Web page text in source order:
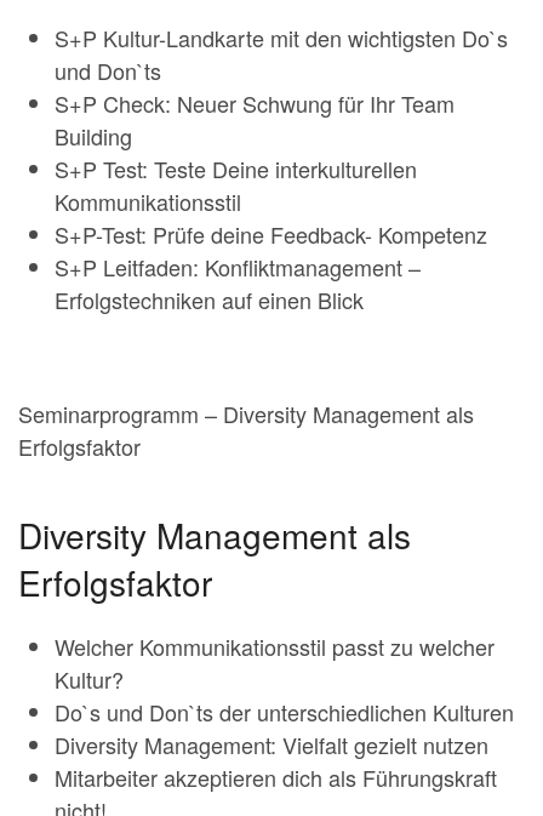
S+P Kultur-Landkarte mit den wichtigsten Do`s
und Don`ts
S+P Check: Neuer Schwung für Ihr Team
Building
S+P Test: Teste Deine interkulturellen
Kommunikationsstil
S+P-Test: Prüfe deine Feedback- Kompetenz
S+P Leitfaden: Konfliktmanagement –
Erfolgstechniken auf einen Blick
Seminarprogramm – Diversity Management als
Erfolgsfaktor
Diversity Management als
Erfolgsfaktor
Welcher Kommunikationsstil passt zu welcher
Kultur?
Do`s und Don`ts der unterschiedlichen Kulturen
Diversity Management: Vielfalt gezielt nutzen
Mitarbeiter akzeptieren dich als Führungskraft